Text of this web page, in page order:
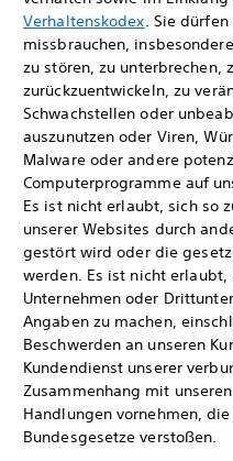
Verhaltenskodex. Sie
missbrauchen,
zu stören, zu unterbrechen,
zurückzuentwickeln, zu
Schwachstellen oder
auszunutzen oder Viren,
Malware oder andere
Computerprogramme auf
Es ist nicht erlaubt, sich so
unserer Websites durch
gestört wird oder die
werden. Es ist nicht
Unternehmen oder
Angaben zu machen,
Beschwerden an unseren
Kundendienst unserer
Zusammenhang mit
Handlungen vornehmen,
Bundesgesetze verstoßen.